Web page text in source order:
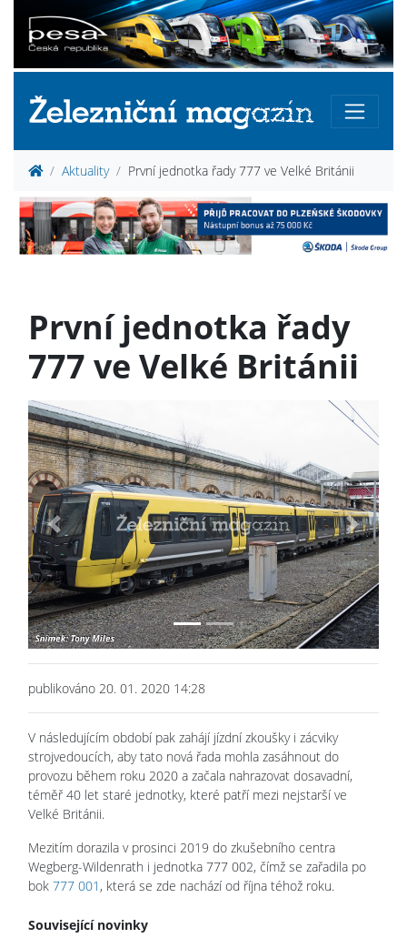
Aktuality První jednotka řady 777 ve Velké Británii
První jednotka řady
777 ve Velké Británii
Previous Next
publikováno 20. 01. 2020 14:28
V následujícím období pak zahájí jízdní zkoušky i zácviky
strojvedoucích, aby tato nová řada mohla zasáhnout do
provozu během roku 2020 a začala nahrazovat dosavadní,
téměř 40 let staré jednotky, které patří mezi nejstarší ve
Velké Británii.
Mezitím dorazila v prosinci 2019 do zkušebního centra
Wegberg-Wildenrath i jednotka 777 002, čímž se zařadila po
bok 777 001 , která se zde nachází od října téhož roku.
Související novinky